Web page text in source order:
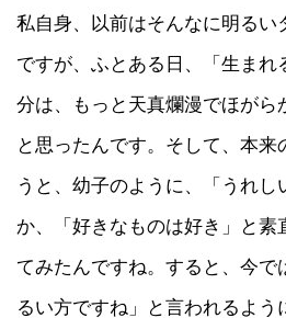
私自身、以前はそんなに明るい
ですが、ふとある日、「生まれ
分は、もっと天真爛漫でほがら
と思ったんです。そして、本来
うと、幼子のように、「うれし
か、「好きなものは好き」と素
てみたんですね。すると、今で
るい方ですね」と言われるよう